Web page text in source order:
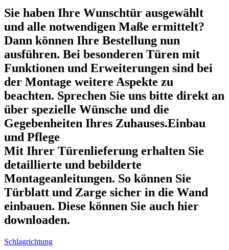
Sie haben Ihre Wunschtür ausgewählt
und alle notwendigen Maße ermittelt?
Dann können Ihre Bestellung nun
ausführen. Bei besonderen Türen mit
Funktionen und Erweiterungen sind bei
der Montage weitere Aspekte zu
beachten. Sprechen Sie uns bitte direkt an
über spezielle Wünsche und die
Gegebenheiten Ihres Zuhauses.Einbau
und Pflege
Mit Ihrer Türenlieferung erhalten Sie
detaillierte und bebilderte
Montageanleitungen. So können Sie
Türblatt und Zarge sicher in die Wand
einbauen. Diese können Sie auch hier
downloaden.
Schlagrichtung